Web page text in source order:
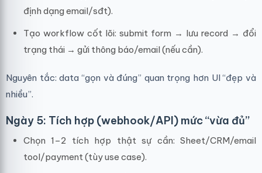
định dạng email/sđt).
Tạo workflow cốt lõi: submit form → lưu record → đổi
trạng thái → gửi thông báo/email (nếu cần).
Nguyên tắc: data “gọn và đúng” quan trọng hơn UI “đẹp và
nhiều”.
Ngày 5: Tích hợp (webhook/API) mức “vừa đủ”
Chọn 1–2 tích hợp thật sự cần: Sheet/CRM/email
tool/payment (tùy use case).